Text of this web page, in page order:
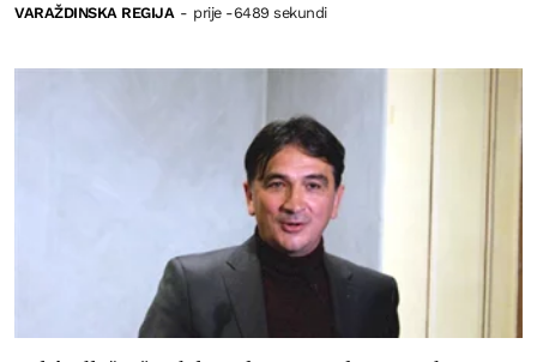
VARAŽDINSKA REGIJA - prije -6489 sekundi